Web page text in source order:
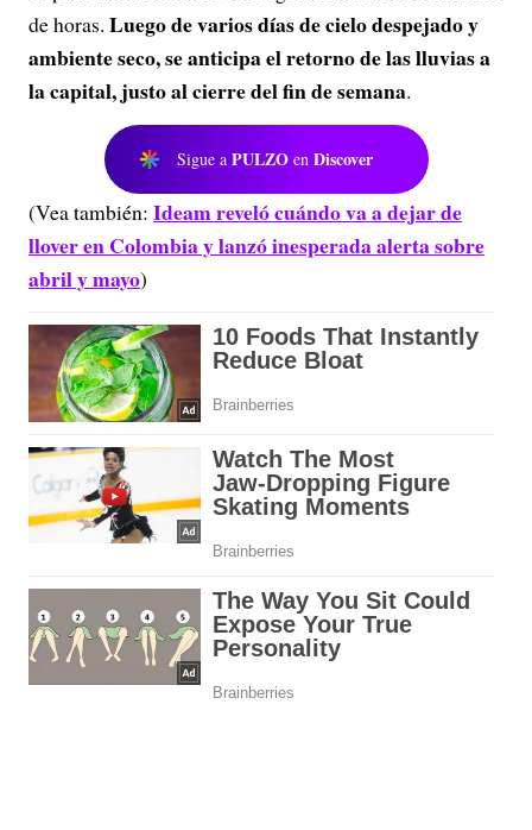
de horas. Luego de varios días de cielo despejado y
ambiente seco, se anticipa el retorno de las lluvias a
la capital, justo al cierre del fin de semana.
Sigue a PULZO en Discover
(Vea también: Ideam reveló cuándo va a dejar de
llover en Colombia y lanzó inesperada alerta sobre
abril y mayo)